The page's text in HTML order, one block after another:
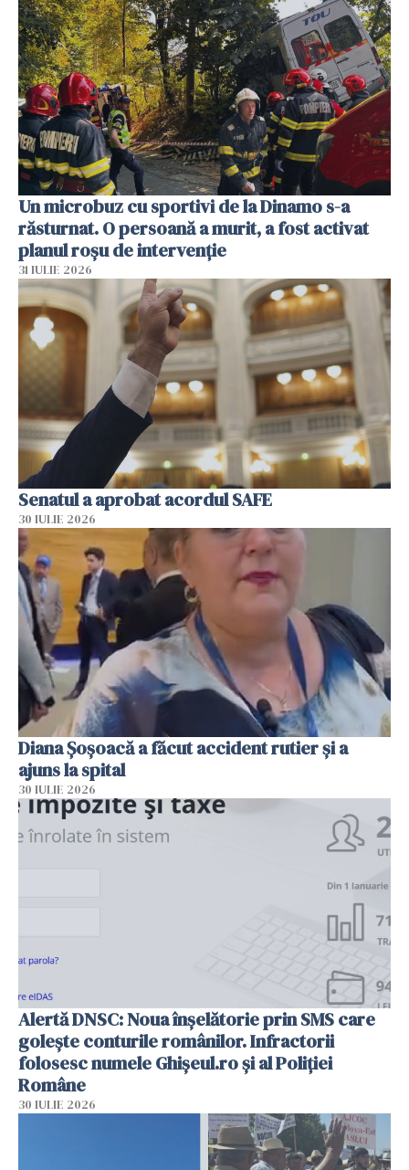
Un microbuz cu sportivi de la Dinamo s-a
răsturnat. O persoană a murit, a fost activat
planul roșu de intervenție
31 IULIE 2026
Senatul a aprobat acordul SAFE
30 IULIE 2026
Diana Șoșoacă a făcut accident rutier și a
ajuns la spital
30 IULIE 2026
Alertă DNSC: Noua înșelătorie prin SMS care
golește conturile românilor. Infractorii
folosesc numele Ghișeul.ro și al Poliției
Române
30 IULIE 2026